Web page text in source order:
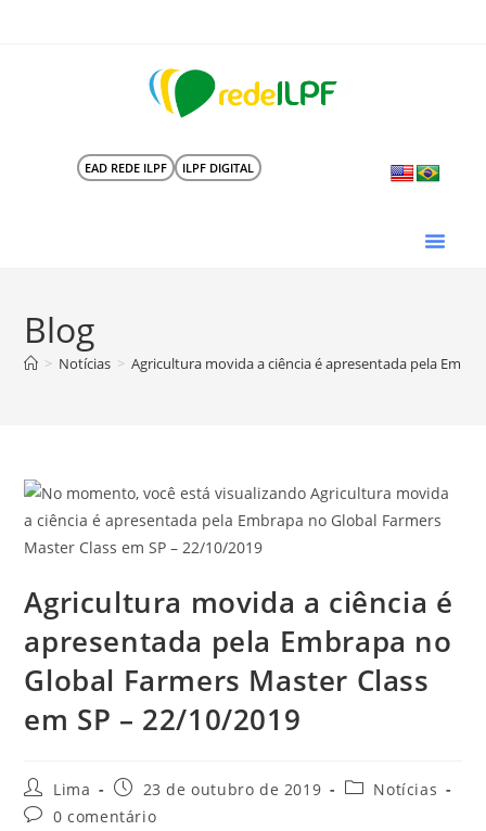
EAD REDE ILPF ILPF DIGITAL
Blog
> Notícias > Agricultura movida a ciência é apresentada pela
Agricultura movida a ciência é
apresentada pela Embrapa no
Global Farmers Master Class
em SP – 22/10/2019
Lima 23 de outubro de 2019
Notícias
0 comentário